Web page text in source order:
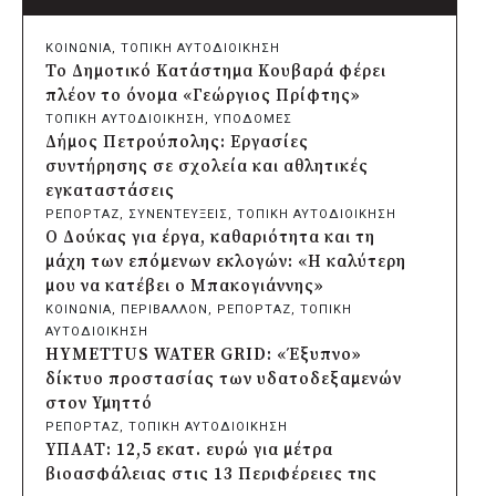
Δήμος Πατρέων: Αντικατάσταση
φωτιστικών μετά τη λεηλασία στο έλος
της Αγυιάς
πριν από μία μέρα
Δήμος Σαρωνικού: Βανδάλισαν το
εκκλησάκι της Μεταμόρφωσης του
Σωτήρος
πριν από μία μέρα
Περιφέρεια Αττικής: Έξι συμπεράσματα
για την ψηφιακή μετάβαση των
επιχειρήσεων
πριν από μία μέρα
Δήμος Σαρωνικού και ΑΡΧΕΛΩΝ
ενημερώνουν τους λουόμενους για τη
συνύπαρξη με τις θαλάσσιες χελώνες
πριν από μία μέρα
Δήμος Κυθήρων: Απαγόρευση πρόσβασης
στην παραλία Λυκοδήμου για λόγους
ασφαλείας
πριν από μία μέρα
ΚΟΙΝΩΝΙΑ, ΤΟΠΙΚΗ ΑΥΤΟΔΙΟΙΚΗΣΗ
Το Δημοτικό Κατάστημα Κουβαρά φέρει
πλέον το όνομα «Γεώργιος Πρίφτης»
ΤΟΠΙΚΗ ΑΥΤΟΔΙΟΙΚΗΣΗ , ΥΠΟΔΟΜΕΣ
Δήμος Πετρούπολης: Εργασίες
συντήρησης σε σχολεία και αθλητικές
εγκαταστάσεις
ΡΕΠΟΡΤΑΖ, ΣΥΝΕΝΤΕΥΞΕΙΣ, ΤΟΠΙΚΗ ΑΥΤΟΔΙΟΙΚΗΣΗ
Ο Δούκας για έργα, καθαριότητα και τη
μάχη των επόμενων εκλογών: «Η καλύτερη
μου να κατέβει ο Μπακογιάννης»
ΚΟΙΝΩΝΙΑ, ΠΕΡΙΒΑΛΛΟΝ , ΡΕΠΟΡΤΑΖ, ΤΟΠΙΚΗ
ΑΥΤΟΔΙΟΙΚΗΣΗ
HYMETTUS WATER GRID: «Έξυπνο»
δίκτυο προστασίας των υδατοδεξαμενών
στον Υμηττό
ΡΕΠΟΡΤΑΖ, ΤΟΠΙΚΗ ΑΥΤΟΔΙΟΙΚΗΣΗ
ΥΠΑΑΤ: 12,5 εκατ. ευρώ για μέτρα
βιοασφάλειας στις 13 Περιφέρειες της